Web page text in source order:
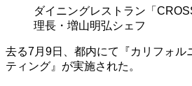
ダイニングレストラン「
理長・増山明弘シェフ
去る7月9日、都内にて『カリフォル
ティング』が実施された。